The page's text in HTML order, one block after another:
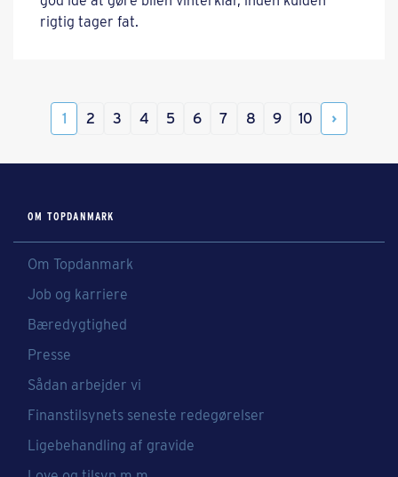
rigtig tager fat.
1 2 3 4 5 6 7 8 9 10
OM TOPDANMARK
Om Topdanmark
Job og karriere
Bæredygtighed
Presse
Sådan arbejder vi
Finanstilsynets seneste redegørelser
Ligebehandling af gravide